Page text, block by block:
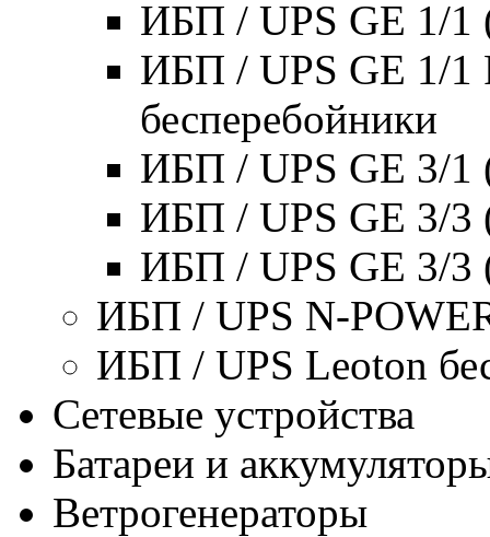
ИБП / UPS GE 1/1
ИБП / UPS GE 1/1
бесперебойники
ИБП / UPS GE 3/1
ИБП / UPS GE 3/3
ИБП / UPS GE 3/3
ИБП / UPS N-
ИБП / UPS Leoton
Сетевые устройства
Батареи и
Ветрогенераторы